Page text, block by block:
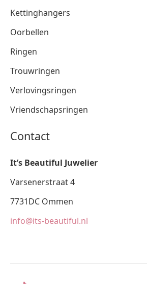
Kettinghangers
Oorbellen
Ringen
Trouwringen
Verlovingsringen
Vriendschapsringen
Contact
It’s Beautiful Juwelier
Varsenerstraat 4
7731DC Ommen
info@its-beautiful.nl